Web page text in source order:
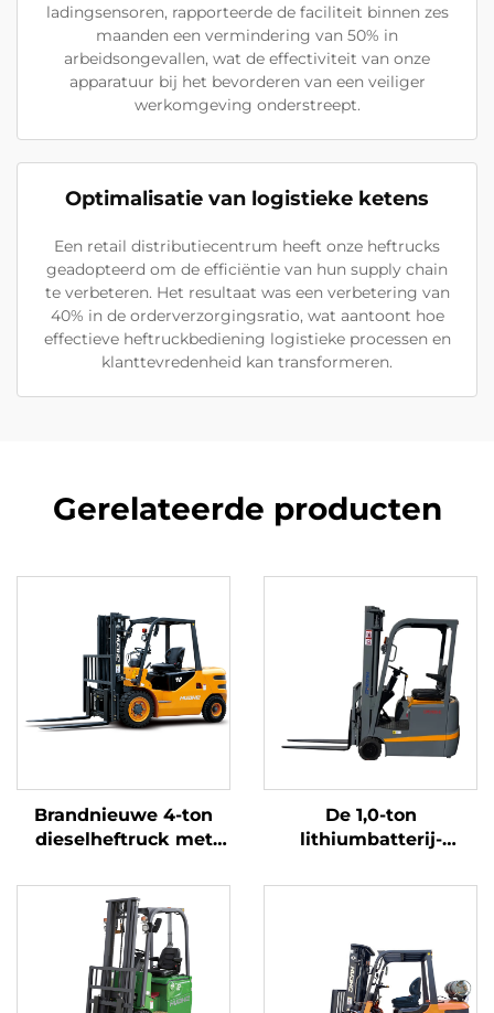
ladingsensoren, rapporteerde de faciliteit binnen zes
maanden een vermindering van 50% in
arbeidsongevallen, wat de effectiviteit van onze
apparatuur bij het bevorderen van een veiliger
werkomgeving onderstreept.
Optimalisatie van logistieke ketens
Een retail distributiecentrum heeft onze heftrucks
geadopteerd om de efficiëntie van hun supply chain
te verbeteren. Het resultaat was een verbetering van
40% in de orderverzorgingsratio, wat aantoont hoe
effectieve heftruckbediening logistieke processen en
klanttevredenheid kan transformeren.
Gerelateerde producten
Brandnieuwe 4-ton
dieselheftruck met
Japanse ISUZU-motor
De 1,0-ton
lithiumbatterij-
met lithiumbatterij,